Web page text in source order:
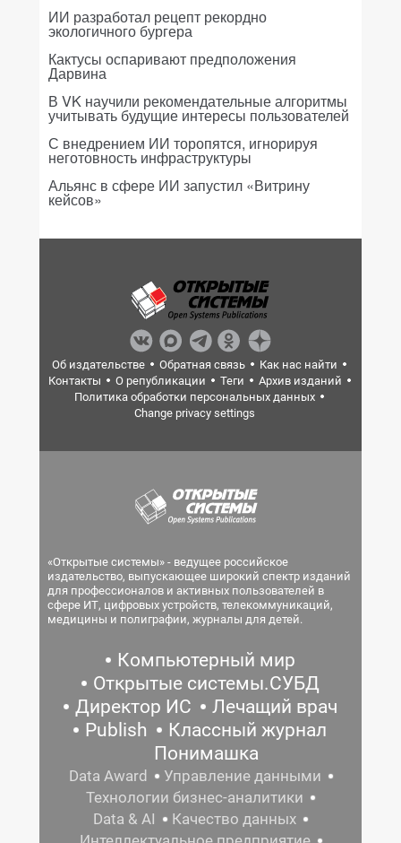
ИИ разработал рецепт рекордно
экологичного бургера
Кактусы оспаривают предположения
Дарвина
В VK научили рекомендательные алгоритмы
учитывать будущие интересы пользователей
С внедрением ИИ торопятся, игнорируя
неготовность инфраструктуры
Альянс в сфере ИИ запустил «Витрину
кейсов»
Об издательстве Обратная связь
Как нас найти
Контакты
О републикации Теги
Архив изданий
Политика обработки персональных данных
Change privacy settings
«Открытые системы» - ведущее российское
издательство, выпускающее широкий спектр изданий
для профессионалов и активных пользователей в
сфере ИТ, цифровых устройств, телекоммуникаций,
медицины и полиграфии, журналы для детей.
Компьютерный мир
Открытые системы.СУБД
Директор ИС
Лечащий врач
Publish
Классный журнал
Понимашка
Data Award
Управление данными
Технологии бизнес-аналитики
Data & AI
Качество данных